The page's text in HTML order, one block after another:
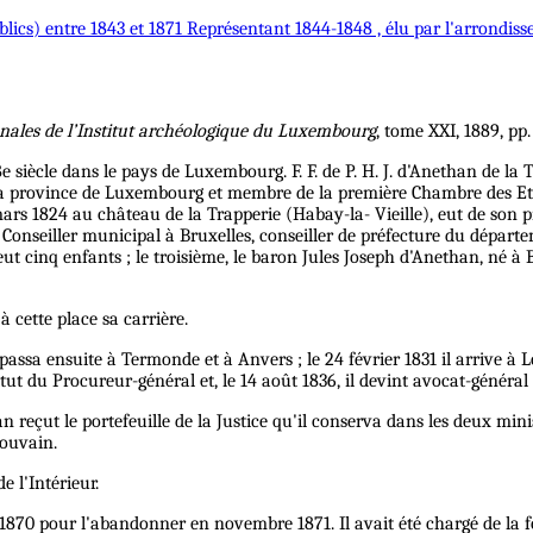
entre 1843 et 1871 Représentant 1844-1848 , élu par
de l’Institut archéologique du Luxembourg, tome XXI, 1889,
dans le pays de Luxembourg. F. F. de P. H. J. d'Anethan de
de Luxembourg et membre de la première Chambre des
1824 au château de la Trapperie (Habay-la- Vieille), eut de son
municipal à Bruxelles, conseiller de préfecture du
cinq enfants ; le troisième, le baron Jules Joseph d'Anethan, né
cette place sa carrière.
ensuite à Termonde et à Anvers ; le 24 février 1831 il arrive
du Procureur-général et, le 14 août 1836, il devint avocat-général
le portefeuille de la Justice qu'il conserva dans les deux
l'Intérieur.
pour l'abandonner en novembre 1871. Il avait été chargé de